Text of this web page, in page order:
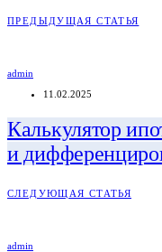
ПРЕДЫДУЩАЯ СТАТЬЯ
admin
11.02.2025
Калькулятор
и
СЛЕДУЮЩАЯ СТАТЬЯ
admin